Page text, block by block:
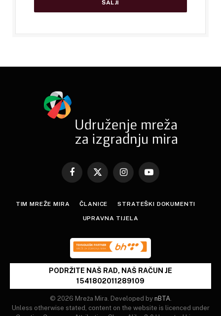
Facebook
X
InstagramYouTube
TIM MREŽE MIRA ČLANICE STRATEŠKI DOKUMENTI
UPRAVNA TIJELA
PODRŽITE NAŠ RAD, NAŠ RAČUN JE
1541802011289109
© 2026 Mreža Mira. Developed by nBTA.
Unless otherwise stated, content on the website is licenced under